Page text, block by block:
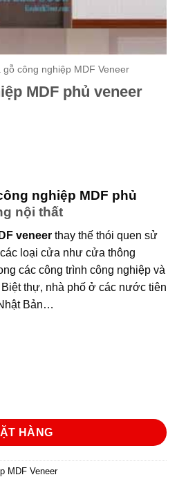
gỗ công nghiệp MDF Veneer
MDF phủ veneer
nghiệp MDF phủ
nội thất
veneer thay thế thói quen sử
loại cửa như cửa thông
các công trình công nghiệp và
thự, nhà phố ở các nước tiên
Bản…
veneer KD.R1A số lượng
HÀNG
MDF Veneer